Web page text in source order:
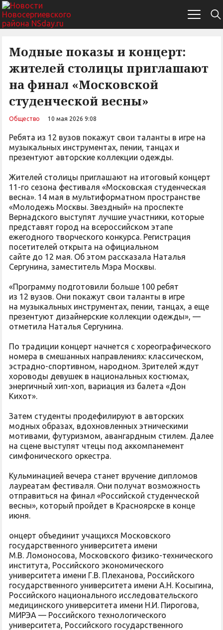
Модные показы и концерт:
жителей столицы приглашают
на финал «Московской
студенческой весны»
Общество 10 мая 2026 9:08
Ребята из 12 вузов покажут свои таланты в игре на
музыкальных инструментах, пении, танцах и
презентуют авторские коллекции одежды.
Жителей столицы приглашают на итоговый концерт
11-го сезона фестиваля «Московская студенческая
весна». 14 мая в мультиформатном пространстве
«Молодежь Москвы. Звездный» на проспекте
Вернадского выступят лучшие участники, которые
представят город на всероссийском этапе
ежегодного творческого конкурса. Регистрация
посетителей открыта на официальном
сайте до 12 мая. Об этом рассказала Наталья
Сергунина, заместитель Мэра Москвы.
«Программу подготовили больше 100 ребят
из 12 вузов. Они покажут свои таланты в игре
на музыкальных инструментах, пении, танцах, а еще
презентуют дизайнерские коллекции одежды», —
отметила Наталья Сергунина.
По традиции концерт начнется с хореографического
номера в смешанных направлениях: классическом,
эстрадно-спортивном, народном. Зрителей ждут
хороводы девушек в национальных костюмах,
энергичный хип-хоп, вариация из балета «Дон
Кихот».
Затем студенты продефилируют в авторских
модных образах, вдохновленных этническими
мотивами, футуризмом, авангардным стилем. Далее
на сцене выступят чтецы под аккомпанемент
симфонического оркестра.
Кульминацией вечера станет вручение дипломов
лауреатам фестиваля. Они получат возможность
отправиться на финал «Российской студенческой
весны», который пройдет в Красноярске в конце
июня.
онцерт объединит учащихся Московского
государственного университета имени
М.В. Ломоносова, Московского физико-технического
института, Российского экономического
университета имени Г.В. Плеханова, Российского
государственного университета имени А.Н. Косыгина,
Российского национального исследовательского
медицинского университета имени Н.И. Пирогова,
МИРЭА — Российского технологического
университета, Российского государственного